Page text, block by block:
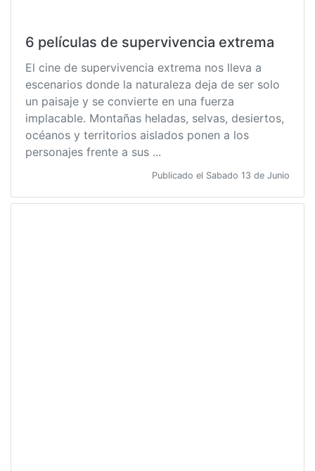
6 películas de supervivencia extrema
El cine de supervivencia extrema nos lleva a
escenarios donde la naturaleza deja de ser solo
un paisaje y se convierte en una fuerza
implacable. Montañas heladas, selvas, desiertos,
océanos y territorios aislados ponen a los
personajes frente a sus ...
Publicado el Sabado 13 de Junio